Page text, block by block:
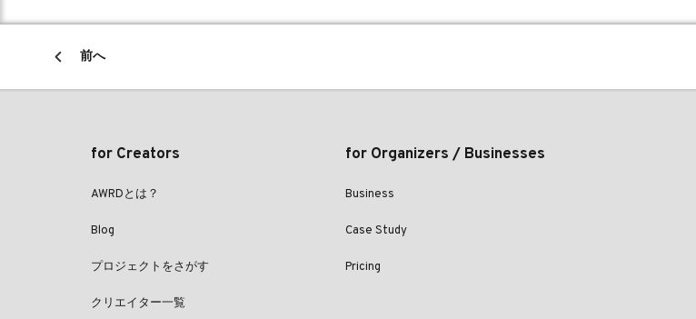
前へ
for Creators
AWRDとは？
Blog
プロジェクトをさがす
クリエイター一覧
for Organizers / Businesses
Business
Case Study
Pricing